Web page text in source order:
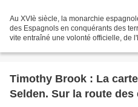
Au XVIè siècle, la monarchie
des Espagnols en conquérants des
vite entraîné une volonté officielle, de
Timothy Brook : La carte perdue de John
Selden. Sur la route des